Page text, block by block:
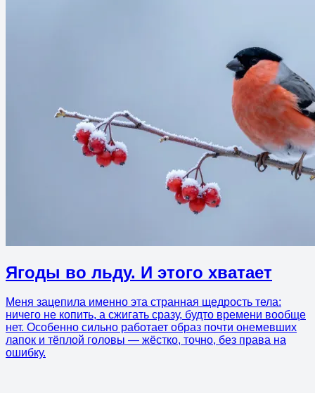
Ягоды во льду. И этого хватает
Меня зацепила именно эта странная щедрость тела:
ничего не копить, а сжигать сразу, будто времени вообще
нет. Особенно сильно работает образ почти онемевших
лапок и тёплой головы — жёстко, точно, без права на
ошибку.